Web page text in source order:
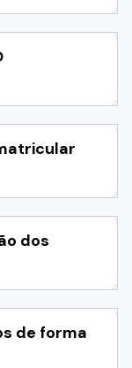
dos
de forma